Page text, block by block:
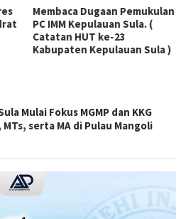
Membaca Dugaan Pemukulan
PC IMM Kepulauan Sula. (
Catatan HUT ke-23
Kabupaten Kepulauan Sula )
Mulai Fokus MGMP dan KKG
MTs, serta MA di Pulau Mangoli